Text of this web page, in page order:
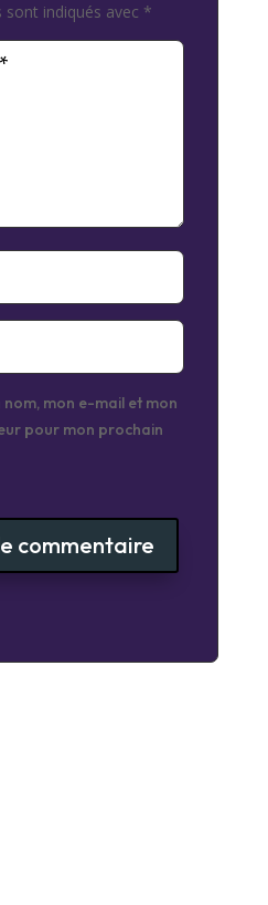
indiqués avec *
mon e-mail et mon
pour mon prochain
commentaire